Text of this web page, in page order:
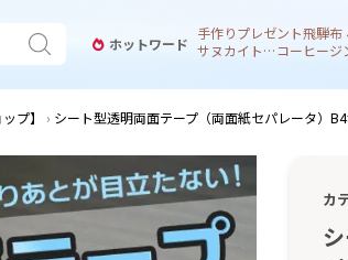
ホットワード
手作りプレゼント飛騨布
サヌカイト 風鈴コーヒージ
プ】 シート型透明両面テープ（両面紙セパレータ）
カ